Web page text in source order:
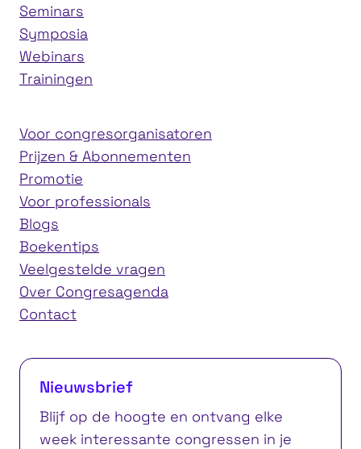
Seminars
Symposia
Webinars
Trainingen
Voor congresorganisatoren
Prijzen & Abonnementen
Promotie
Voor professionals
Blogs
Boekentips
Veelgestelde vragen
Over Congresagenda
Contact
Nieuwsbrief
Blijf op de hoogte en ontvang elke
week interessante congressen in je